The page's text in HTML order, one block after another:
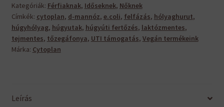
Kategóriák: Férfiaknak, Időseknek, Nőknek
Címkék: cytoplan, d-mannóz, e.coli, felfázás, hólyaghurut,
húgyhólyag, húgyutak, húgyúti fertőzés, laktózmentes,
tejmentes, tőzegáfonya, UTI támogatás, Vegán termékeink
Márka: Cytoplan
Leírás